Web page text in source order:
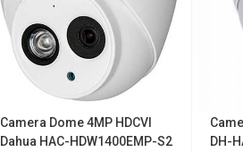
Camera Dome 4MP HDCVI
Dahua HAC-HDW1400EMP-S2
DH-